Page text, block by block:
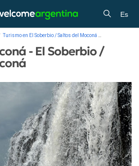
Es
Turismo en El Soberbio / Saltos del Moconá
- El Soberbio /